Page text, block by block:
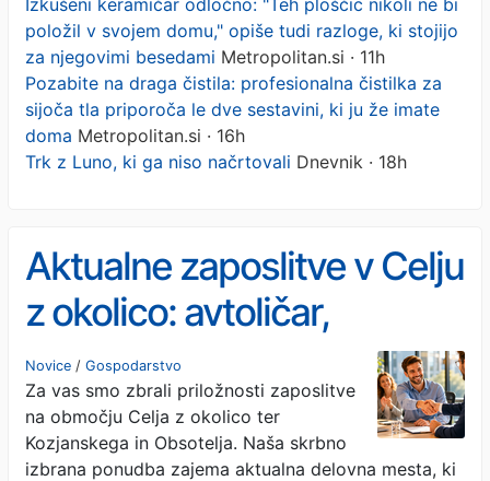
položil v svojem domu," opiše tudi razloge, ki stojijo
za njegovimi besedami Metropolitan.si · 11h
Pozabite na draga čistila: profesionalna čistilka za
sijoča tla priporoča le dve sestavini, ki ju že imate
doma Metropolitan.si · 16h
Trk z Luno, ki ga niso načrtovali Dnevnik · 18h
Aktualne zaposlitve v Celju
z okolico: avtoličar,
slaščičar, fizioterapevt …
Novice / Gospodarstvo
Za vas smo zbrali priložnosti zaposlitve
na območju Celja z okolico ter
Kozjanskega in Obsotelja. Naša skrbno
izbrana ponudba zajema aktualna delovna mesta, ki